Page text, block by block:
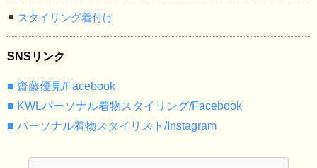
スタイリング着付け
SNSリンク
■ 齋藤優見/Facebook
■ KWLパーソナル着物スタイリング/Facebook
■ パーソナル着物スタイリスト/Instagram